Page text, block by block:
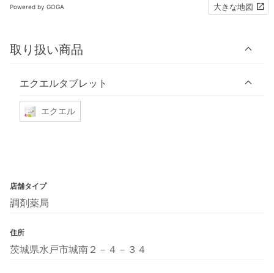
Powered by GOGA 大きな地図
取り扱い商品
エクエルタブレット
エクエル
店舗タイプ
調剤薬局
住所
茨城県水戸市城南２－４－３４